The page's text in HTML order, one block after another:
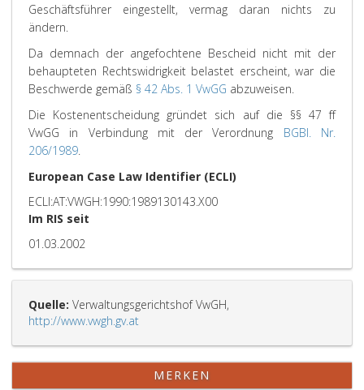
Geschäftsführer eingestellt, vermag daran nichts zu
ändern.
Da demnach der angefochtene Bescheid nicht mit der
behaupteten Rechtswidrigkeit belastet erscheint, war die
Beschwerde gemäß § 42 Abs. 1 VwGG abzuweisen.
Die Kostenentscheidung gründet sich auf die §§ 47 ff
VwGG in Verbindung mit der Verordnung BGBl. Nr.
206/1989.
European Case Law Identifier (ECLI)
ECLI:AT:VWGH:1990:1989130143.X00
Im RIS seit
01.03.2002
Quelle: Verwaltungsgerichtshof VwGH,
http://www.vwgh.gv.at
MERKEN